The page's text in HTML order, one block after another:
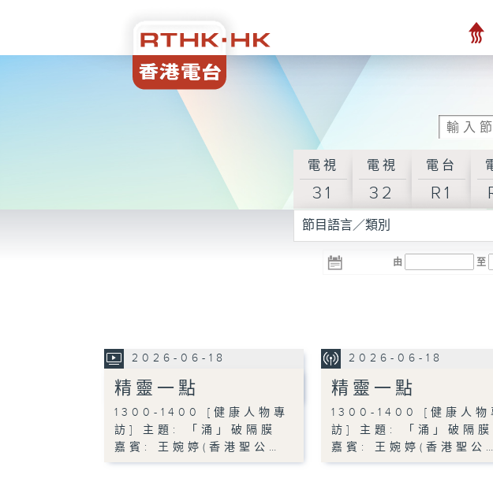
電視
31
電視
32
電台
R1
節目語言／類別
由 至
2026-06-18
精靈一點
1300-1400 [健康人物專
訪] 主題: 「涌」破隔膜
嘉賓: 王婉婷(香港聖公…
2026-06-18
精靈一點
1300-1400 [健康人物
訪] 主題: 「涌」破隔膜
嘉賓: 王婉婷(香港聖公…